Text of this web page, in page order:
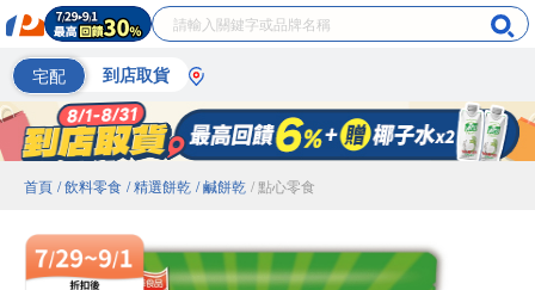
宅配 到店取貨
首頁 / 飲料零食 / 精選餅乾 / 鹹餅乾 / 點心零食